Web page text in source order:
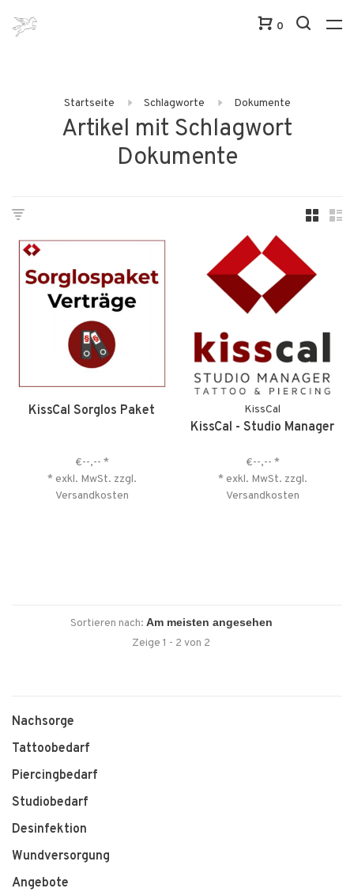
0
Startseite Schlagworte Dokumente
Artikel mit Schlagwort
Dokumente
KissCal Sorglos Paket
€--,-- *
* exkl. MwSt. zzgl.
Versandkosten
KissCal
KissCal - Studio Manager
€--,-- *
* exkl. MwSt. zzgl.
Versandkosten
Sortieren nach:
Zeige 1 - 2 von 2
Nachsorge
Tattoobedarf
Piercingbedarf
Studiobedarf
Desinfektion
Wundversorgung
Angebote